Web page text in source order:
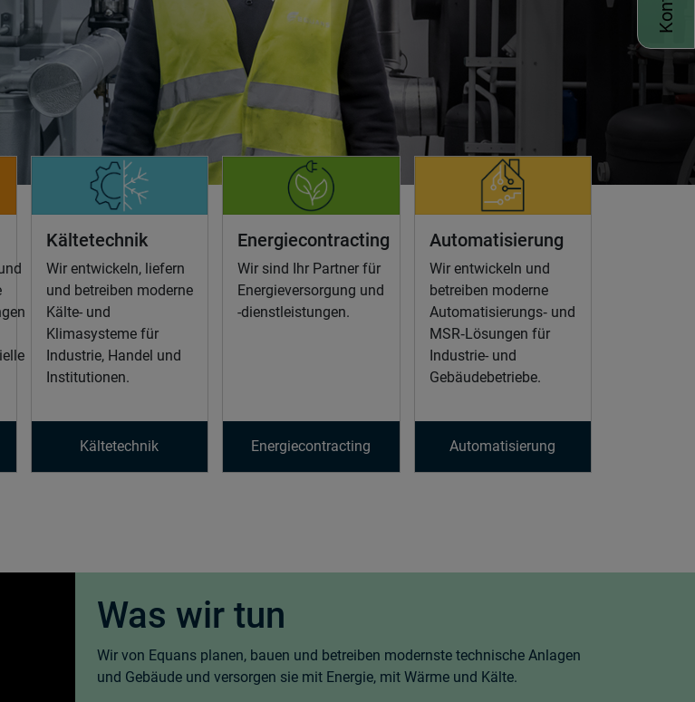
Kältetechnik
Wir entwickeln, liefern
und betreiben moderne
Kälte- und
Klimasysteme für
Industrie, Handel und
Institutionen.
Kältetechnik
Energiecontracting
Wir sind Ihr Partner für
Energieversorgung und
-dienstleistungen.
Energiecontracting
Automatisierung
Wir entwickeln und
betreiben moderne
Automatisierungs‑ und
MSR‑Lösungen für
Industrie- und
Gebäudebetriebe.
Automatisierung
Was wir tun
Wir von Equans planen, bauen und betreiben modernste technische Anlagen
und Gebäude und versorgen sie mit Energie, mit Wärme und Kälte.